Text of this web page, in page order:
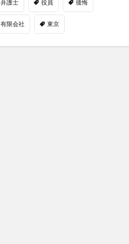
弁護士 役員 後悔
有限会社 東京